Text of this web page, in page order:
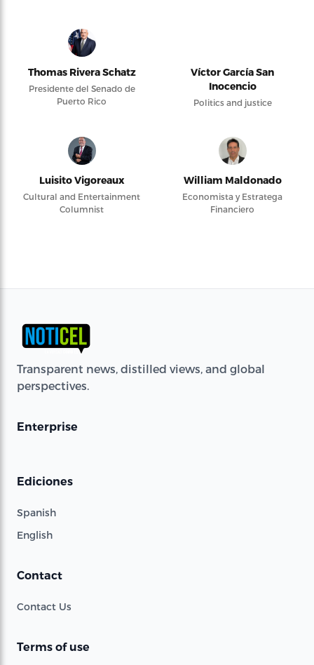
Thomas Rivera Schatz
Presidente del Senado de
Puerto Rico
Víctor García San
Inocencio
Politics and justice
Luisito Vigoreaux
Cultural and Entertainment
Columnist
William Maldonado
Economista y Estratega
Financiero
Transparent news, distilled views, and global
perspectives.
Enterprise
Ediciones
Spanish
English
Contact
Contact Us
Terms of use